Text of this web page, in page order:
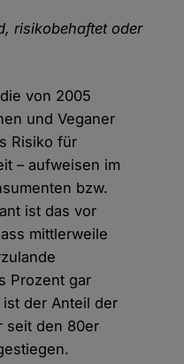
risikobehaftet oder
von 2005
und Veganer
Risiko für
– aufweisen im
bzw.
ist das vor
mittlerweile
Prozent gar
der Anteil der
seit den 80er